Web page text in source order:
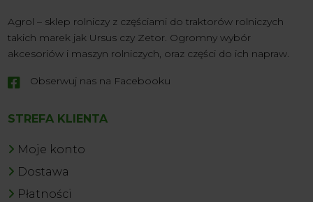
Agrol – sklep rolniczy z częściami do traktorów rolniczych
takich marek jak Ursus czy Zetor. Ogromny wybór
akcesoriów i maszyn rolniczych, oraz części do ich napraw.
 Obserwuj nas na Facebooku
STREFA KLIENTA
Moje konto
Dostawa
Płatności